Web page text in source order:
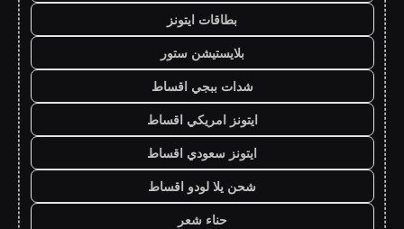
بطاقات ايتونز
بلايستيشن ستور
شدات ببجي اقساط
ايتونز امريكي اقساط
ايتونز سعودي اقساط
شحن يلا لودو اقساط
حناء شعر